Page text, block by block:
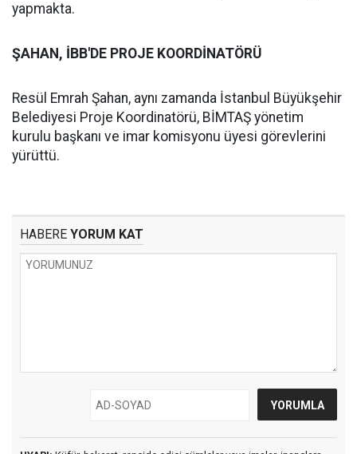
yapmakta.
ŞAHAN, İBB'DE PROJE KOORDİNATÖRÜ
Resül Emrah Şahan, aynı zamanda İstanbul Büyükşehir
Belediyesi Proje Koordinatörü, BİMTAŞ yönetim
kurulu başkanı ve imar komisyonu üyesi görevlerini
yürüttü.
HABERE YORUM KAT